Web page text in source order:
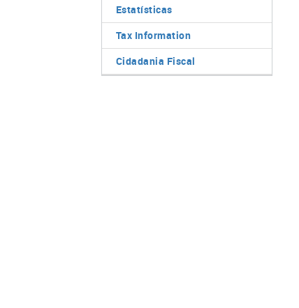
Estatísticas
Tax Information
Cidadania Fiscal